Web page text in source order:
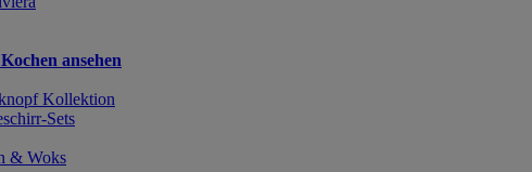
ansehen
Kollektion
Sets
& Woks